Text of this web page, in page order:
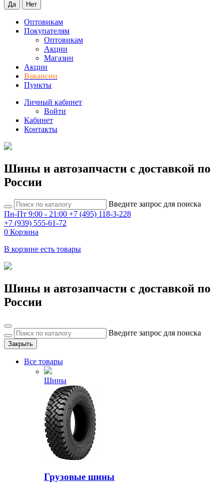
Да Нет
Оптовикам
Покупателям
Оптовикам
Акции
Магазин
Акции
Вакансии
Пункты
Личный кабинет
Войти
Кабинет
Контакты
Шины и автозапчасти с доставкой по
России
Введите запрос для поиска
Пн-Пт 9:00 - 21:00 +7 (495) 118-3-228
+7 (939) 555-61-72
0 Корзина
В корзине есть товары
Шины и автозапчасти с доставкой по
России
Введите запрос для поиска
Закрыть
Все товары
Шины
Грузовые шины